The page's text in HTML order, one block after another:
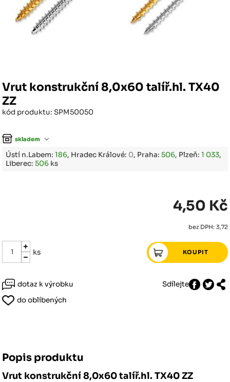
Vrut konstrukční 8,0x60 talíř.hl. TX40
ZZ
kód produktu: SPM50050
skladem
Ústí n.Labem:186, Hradec Králové: 0, Praha:506, Plzeň:1 033,
Liberec:506 ks
4,50 Kč
bez DPH: 3,72
ks
dotaz k výrobku
Sdílejte
do oblíbených
Popis produktu
Vrut konstrukční 8,0x60 talíř.hl. TX40 ZZ